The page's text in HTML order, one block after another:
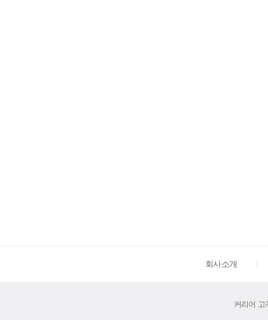
회사소개
커리어 고